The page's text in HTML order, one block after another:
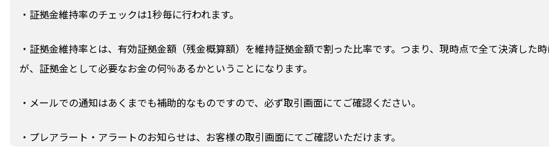
・証拠金維持率のチェックは1秒毎に行われます。
・証拠金維持率とは、有効証拠金額（残金概算額）を維持証拠金額で割った比率です。つまり、現時点で全て決済した
が、証拠金として必要なお金の何％あるかということになります。
・メールでの通知はあくまでも補助的なものですので、必ず取引画面にてご確認ください。
・プレアラート・アラートのお知らせは、お客様の取引画面にてご確認いただけます。